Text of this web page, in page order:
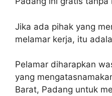
Jika ada pihak yang
melamar kerja, itu
Pelamar diharapkan
yang
Barat, Padang untuk